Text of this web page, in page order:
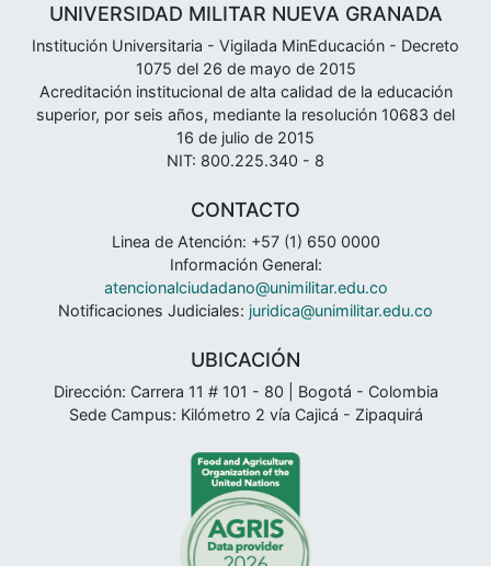
UNIVERSIDAD MILITAR NUEVA GRANADA
Institución Universitaria - Vigilada MinEducación - Decreto
1075 del 26 de mayo de 2015
Acreditación institucional de alta calidad de la educación
superior, por seis años, mediante la resolución 10683 del
16 de julio de 2015
NIT: 800.225.340 - 8
CONTACTO
Linea de Atención: +57 (1) 650 0000
Información General:
atencionalciudadano@unimilitar.edu.co
Notificaciones Judiciales: juridica@unimilitar.edu.co
UBICACIÓN
Dirección: Carrera 11 # 101 - 80 | Bogotá - Colombia
Sede Campus: Kilómetro 2 vía Cajicá - Zipaquirá